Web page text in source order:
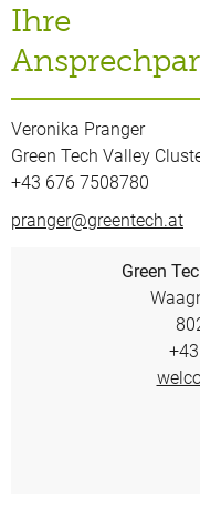
Ihre
Veronika Pranger
Green Tech Valley
+43 676 7508780
pranger@greentech.at
Green